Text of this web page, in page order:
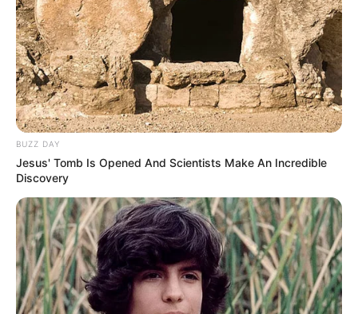
Mute
1. Kalau jenis allsweet merupakan salah satu jenis
yang tahan terhadap penyakit terutama penyakit layu
fusarium dan antraknosa
BUZZ DAY
Jesus' Tomb Is Opened And Scientists Make An Incredible
Discovery